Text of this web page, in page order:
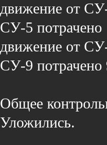
движение от
СУ-5 потрачено
движение от
СУ-9 потрачено
Общее
Уложились.